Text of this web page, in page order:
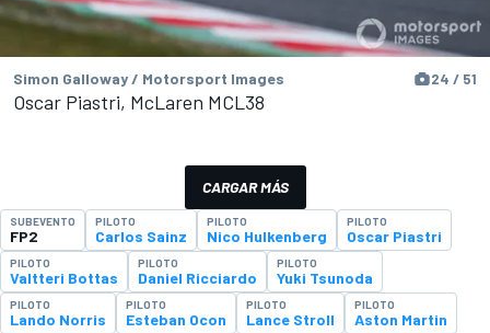
Simon Galloway / Motorsport Images 24 / 51
Oscar Piastri, McLaren MCL38
CARGAR MÁS
SUBEVENTO
FP2
PILOTO
Carlos Sainz
PILOTO
Nico Hulkenberg
PILOTO
Oscar Piastri
PILOTO
Valtteri Bottas
PILOTO
Daniel Ricciardo
PILOTO
Yuki Tsunoda
PILOTO
Lando Norris
PILOTO
Esteban Ocon
PILOTO
Lance Stroll
PILOTO
Aston Martin